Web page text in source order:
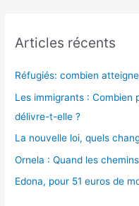
Articles récents
Réfugiés: combien
Les immigrants : Combien
délivre-t-elle ?
La nouvelle loi, quels
Ornela : Quand les
Edona, pour 51 euros de